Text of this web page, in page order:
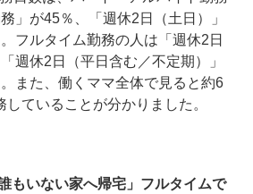
」が45％、「週休2日（土日）」
フルタイム勤務の人は「週休2日
週休2日（平日含む／不定期）」
また、働くママ全体で見ると約6
ていることが分かりました。
もいない家へ帰宅」フルタイムで